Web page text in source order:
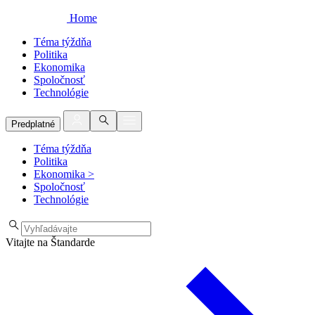
Home
Téma týždňa
Politika
Ekonomika
Spoločnosť
Technológie
Predplatné
Téma týždňa
Politika
Ekonomika >
Spoločnosť
Technológie
Vitajte na Štandarde